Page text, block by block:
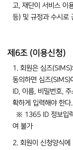
고, 재단이 서비스 이
등) 및 규정과 수시로
제6조 (이용신청)
1. 회원은 심즈
동의하면 심즈(SIMS)
ID, 이름, 비밀번호,
확하게 입력해야 한다.
※ 1365 ID 정보입
여 불가
2. 회원이 신청양식